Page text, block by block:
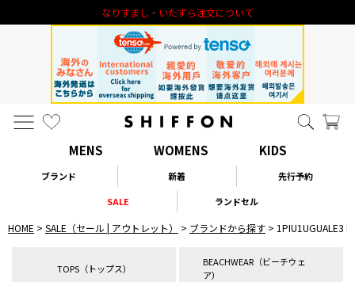
新規会員登録 1000円オフクーポン進呈
MENS WOMENS KIDS
ブランド 新着
先行予約
SALE
ランドセル
HOME SALE（セール | アウトレット） ブランドから探す 1PIU1UGUALE3
TOPS（トップス）
BEACHWEAR（ビーチウェ
ア）